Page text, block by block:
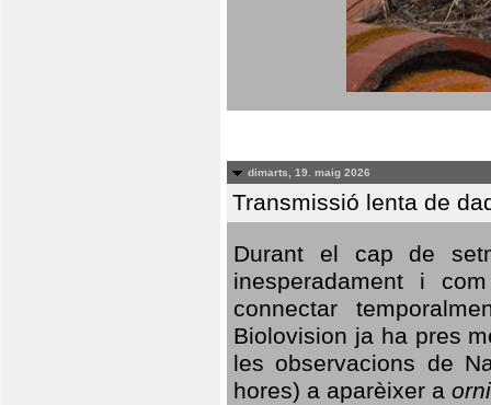
dimarts, 19. maig 2026
Transmissió lenta de
Durant el cap de
inesperadament i
connectar
Biolovision ja ha pres
les observacions de
hores) a aparèixer a